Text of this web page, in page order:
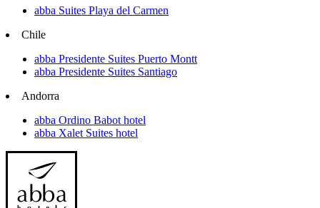
abba Suites Playa del Carmen
Chile
abba Presidente Suites Puerto Montt
abba Presidente Suites Santiago
Andorra
abba Ordino Babot hotel
abba Xalet Suites hotel